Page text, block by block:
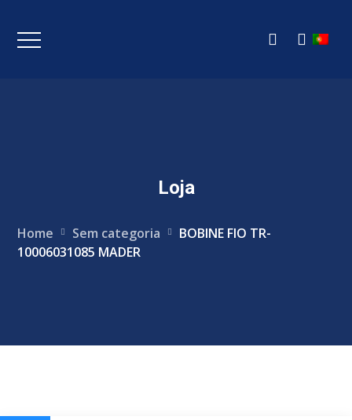
Loja
Home Sem categoria
BOBINE FIO TR-
10006031085 MADER